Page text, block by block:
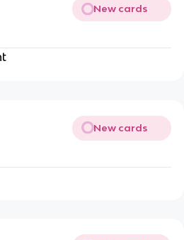
New cards
New cards